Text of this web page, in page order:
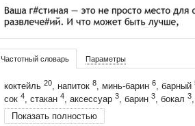
Частотный словарь Параметры
коктейль 20, напиток 8, минь-барин 6, барный
сок 4, стакан 4, аксессуар 3, барин 3, бокал 3
Показать полностью